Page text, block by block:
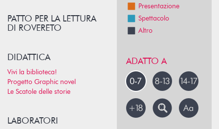
PATTO PER LA LETTURA
DI ROVERETO
DIDATTICA
Vivi la biblioteca!
Progetto Graphic novel
Le Scatole delle storie
LABORATORI
Presentazione
Spettacolo
Altro
ADATTO A